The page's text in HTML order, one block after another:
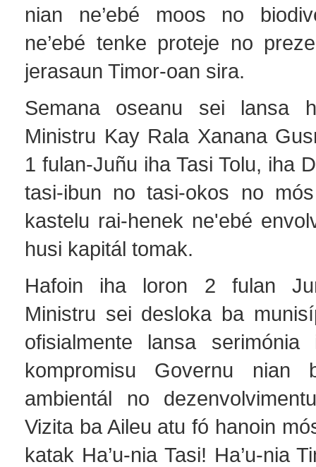
nian ne’ebé moos no
ne’ebé tenke proteje no
jerasaun Timor-oan sira.
Semana oseanu sei lansa
Ministru Kay Rala Xanana
1 fulan-Juñu iha Tasi Tolu, iha
tasi-ibun no tasi-okos no
kastelu rai-henek ne'ebé
husi kapitál tomak.
Hafoin iha loron 2 fulan
Ministru sei desloka ba
ofisialmente lansa serimónia
kompromisu Governu nian
ambientál no
Vizita ba Aileu atu fó hanoin
katak Ha’u-nia Tasi! Ha’u-nia